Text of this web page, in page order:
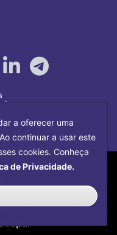
Federal
Tecnologia da
com o CMS de
Drupal
a oferecer uma
continuar a usar este
cookies. Conheça
de Privacidade.